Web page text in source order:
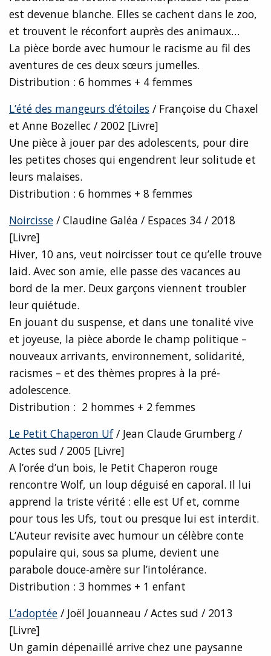
est devenue blanche. Elles se cachent dans le zoo,
et trouvent le réconfort auprès des animaux…
La pièce borde avec humour le racisme au fil des
aventures de ces deux sœurs jumelles.
Distribution : 6 hommes + 4 femmes
L’été des mangeurs d’étoiles / Françoise du Chaxel
et Anne Bozellec / 2002 [Livre]
Une pièce à jouer par des adolescents, pour dire
les petites choses qui engendrent leur solitude et
leurs malaises.
Distribution : 6 hommes + 8 femmes
Noircisse / Claudine Galéa / Espaces 34 / 2018
[Livre]
Hiver, 10 ans, veut noircisser tout ce qu’elle trouve
laid. Avec son amie, elle passe des vacances au
bord de la mer. Deux garçons viennent troubler
leur quiétude.
En jouant du suspense, et dans une tonalité vive
et joyeuse, la pièce aborde le champ politique –
nouveaux arrivants, environnement, solidarité,
racismes – et des thèmes propres à la pré-
adolescence.
Distribution : 2 hommes + 2 femmes
Le Petit Chaperon Uf/ Jean Claude Grumberg /
Actes sud / 2005 [Livre]
A l’orée d’un bois, le Petit Chaperon rouge
rencontre Wolf, un loup déguisé en caporal. Il lui
apprend la triste vérité : elle est Uf et, comme
pour tous les Ufs, tout ou presque lui est interdit.
L’Auteur revisite avec humour un célèbre conte
populaire qui, sous sa plume, devient une
parabole douce-amère sur l’intolérance.
Distribution : 3 hommes + 1 enfant
L’adoptée / Joël Jouanneau / Actes sud / 2013
[Livre]
Un gamin dépenaillé arrive chez une paysanne